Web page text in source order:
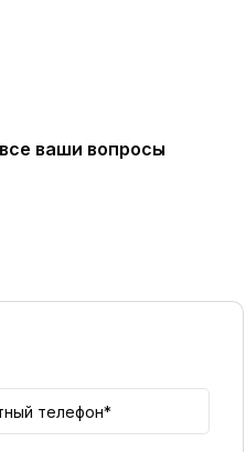
ваши вопросы